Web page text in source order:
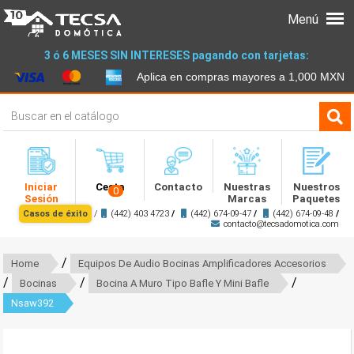
3 ó 6 MESES SIN INTERESES pagando con tarjetas:
Aplica en compras mayores a 1,000 MXN
Iniciar
Sesión
Cesta
0 Contacto
Nuestras
Marcas
Nuestros
Paquetes
Casos de éxito / (442) 403 4723 / (442) 674-09-47 / (442) 674-09-48 /
contacto@tecsadomotica.com
Menú
Home / Equipos De Audio Bocinas Amplificadores Accesorios
/ Bocinas / Bocina A Muro Tipo Bafle Y Mini Bafle /
Nsaw392